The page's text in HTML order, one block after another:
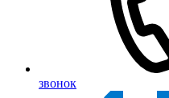
звонок